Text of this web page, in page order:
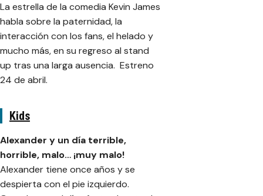
La estrella de la comedia Kevin James
habla sobre la paternidad, la
interacción con los fans, el helado y
mucho más, en su regreso al stand
up tras una larga ausencia. Estreno
24 de abril.
Kids
Alexander y un día terrible,
horrible, malo… ¡muy malo!
Alexander tiene once años y se
despierta con el pie izquierdo.